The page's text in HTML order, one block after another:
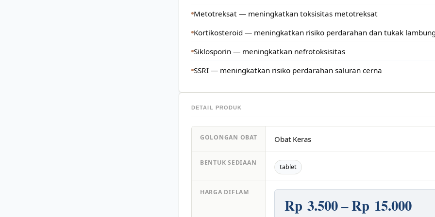
Metotreksat — meningkatkan toksisitas metotreksat
Kortikosteroid — meningkatkan risiko perdarahan dan tukak
Siklosporin — meningkatkan nefrotoksisitas
SSRI — meningkatkan risiko perdarahan saluran cerna
DETAIL PRODUK
GOLONGAN OBAT Obat Keras
BENTUK SEDIAAN tablet
HARGA DIFLAM
Rp 3.500 – Rp 15.000